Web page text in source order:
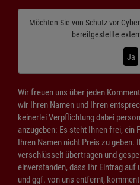
Möchten Sie von Schutz vor
bereitgestellte
Ja
Wir freuen uns über jeden
wir Ihren Namen und Ihren
keinerlei Verpflichtung dabei
anzugeben: Es steht Ihnen frei, ein
Ihren Namen nicht Preis zu geben.
verschlüsselt übertragen und
einverstanden, dass Ihr Eintrag
und ggf. von uns entfernt,